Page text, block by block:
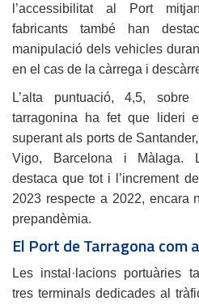
l’accessibilitat al Port
fabricants també han
manipulació dels vehicles
en el cas de la càrrega i
L’alta puntuació, 4,5,
tarragonina ha fet que lideri
superant als ports de
Vigo, Barcelona i Màlaga.
destaca que tot i l’increment
2023 respecte a 2022, encara
prepandèmia.
El Port de Tarragona com
Les instal·lacions portuàries
tres terminals dedicades al